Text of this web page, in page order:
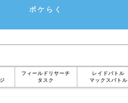
ポケらく
フィールドリサーチ
タスク
レイドバトル
マックスバトル